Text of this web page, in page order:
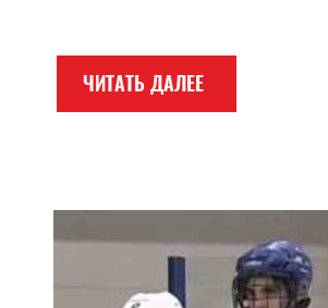
ЧИТАТЬ ДАЛЕЕ